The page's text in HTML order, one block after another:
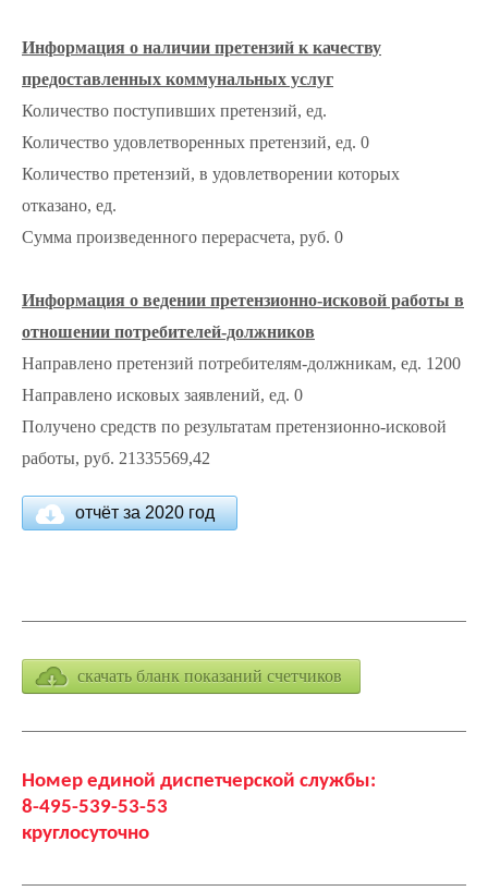
Информация о наличии претензий к качеству
предоставленных коммунальных услуг
Количество поступивших претензий, ед.
Количество удовлетворенных претензий, ед. 0
Количество претензий, в удовлетворении которых
отказано, ед.
Сумма произведенного перерасчета, руб. 0
Информация о ведении претензионно-исковой работы в
отношении потребителей-должников
Направлено претензий потребителям-должникам, ед. 1200
Направлено исковых заявлений, ед. 0
Получено средств по результатам претензионно-исковой
работы, руб. 21335569,42
отчёт за 2020 год
скачать бланк показаний счетчиков
Номер единой диспетчерской службы:
8-495-539-53-53
круглосуточно